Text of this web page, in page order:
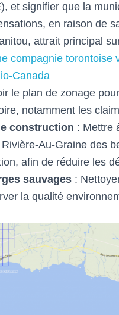
et signifier que la
en raison de
attrait principal
compagnie torontoise
Canada
le plan de zonage
notamment les
construction : Mettre
Au-Graine des
afin de réduire les
sauvages :
la qualité